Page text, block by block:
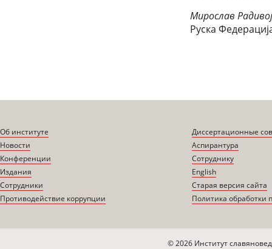
Мирослав
Руска
Об институте
Новости
Конференции
Издания
Сотрудники
Противодействие коррупции
Диссертационные
Аспирантура
Сотруднику
English
Старая версия сайта
Политика обработки
© 2026 Институт